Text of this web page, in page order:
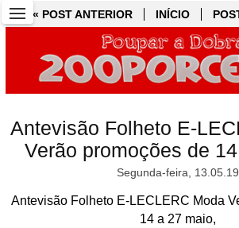
« POST ANTERIOR INÍCIO
Antevisão Folheto E-
Verão promoções de
Segunda-feira, 13.05.19
Antevisão Folheto E-LECLERC Moda
14 a 27 maio,
« POST ANTERIOR INÍCIO